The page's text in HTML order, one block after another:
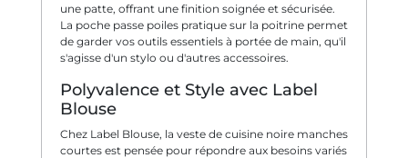
une patte, offrant une finition soignée et sécurisée.
La poche passe poiles pratique sur la poitrine permet
de garder vos outils essentiels à portée de main, qu'il
s'agisse d'un stylo ou d'autres accessoires.
Polyvalence et Style avec Label
Blouse
Chez Label Blouse, la veste de cuisine noire manches
courtes est pensée pour répondre aux besoins variés